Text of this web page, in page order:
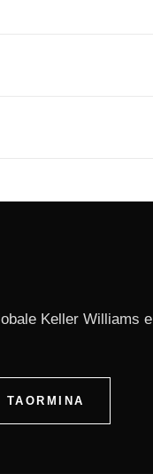
Keller Williams e